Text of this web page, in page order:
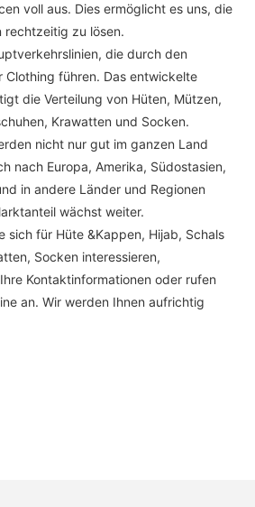
voll aus. Dies ermöglicht es uns, die
rechtzeitig zu lösen.
die durch den
Clothing führen. Das entwickelte
die Verteilung von Hüten, Mützen,
Krawatten und Socken.
nicht nur gut im ganzen Land
nach Europa, Amerika, Südostasien,
in andere Länder und Regionen
wächst weiter.
sich für Hüte &Kappen, Hijab, Schals
Socken interessieren,
Kontaktinformationen oder rufen
an. Wir werden Ihnen aufrichtig